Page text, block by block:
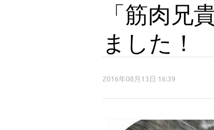
「筋肉兄
ました！
2016年08月13日 16:39